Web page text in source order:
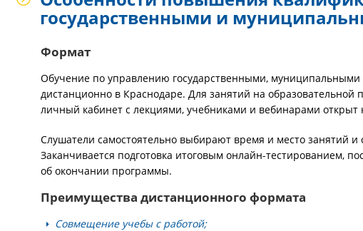
государственными и
Формат
Обучение по управлению государственными,
дистанционно в Краснодаре. Для занятий на образовательной
личный кабинет с лекциями, учебниками и вебинарами открыт
Слушатели самостоятельно выбирают время и место занятий
Заканчивается подготовка итоговым онлайн-тестированием,
об окончании программы.
Преимущества дистанционного формата
Совмещение учебы с работой;